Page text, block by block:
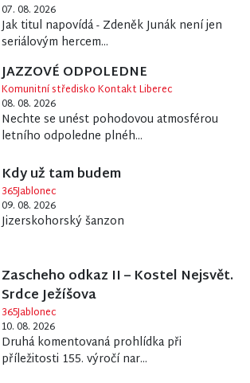
07. 08. 2026
Jak titul napovídá - Zdeněk Junák není jen
seriálovým hercem...
JAZZOVÉ ODPOLEDNE
Komunitní středisko Kontakt Liberec
08. 08. 2026
Nechte se unést pohodovou atmosférou
letního odpoledne plnéh...
Kdy už tam budem
365Jablonec
09. 08. 2026
Jizerskohorský šanzon
Zascheho odkaz II – Kostel Nejsvět.
Srdce Ježíšova
365Jablonec
10. 08. 2026
Druhá komentovaná prohlídka při
příležitosti 155. výročí nar...